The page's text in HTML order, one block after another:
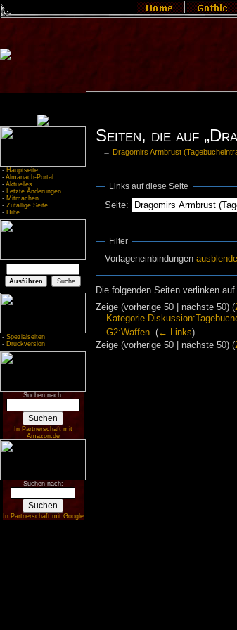
- Hauptseite
- Almanach-Portal
- Aktuelles
- Letzte Änderungen
- Mitmachen
- Zufällige Seite
- Hilfe
- Spezialseiten
- Druckversion
Suchen nach:
In Partnerschaft mit
Amazon.de
Suchen nach:
In Partnerschaft mit Google
Seiten, die auf
← Dragomirs Armbrust
Links auf diese Seite
Seite:
Filter
Vorlageneinbindungen
Die folgenden Seiten verlinken auf
Zeige (vorherige 50 | nächste 50) (
Kategorie
G2:Waffen‎ (← Links)
Zeige (vorherige 50 | nächste 50) (